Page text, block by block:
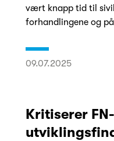
vært knapp tid til
forhandlingene og
09.07.2025
Kritiserer